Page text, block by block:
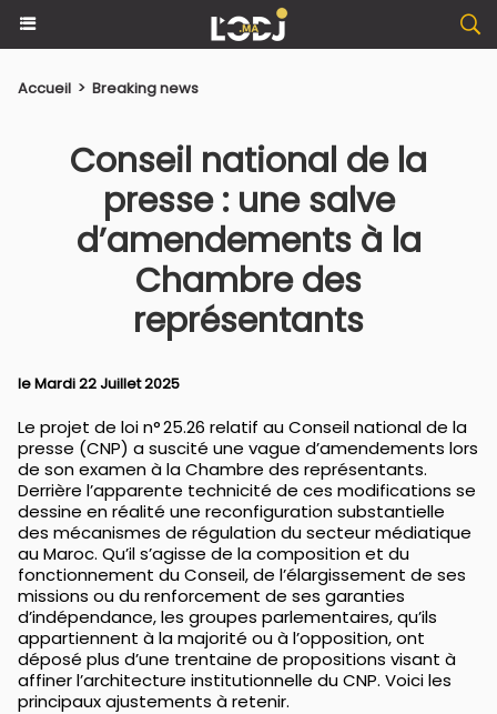
Accueil > Breaking news
Conseil national de la
presse : une salve
d’amendements à la
Chambre des
représentants
le Mardi 22 Juillet 2025
Le projet de loi n° 25.26 relatif au Conseil national de la
presse (CNP) a suscité une vague d’amendements lors
de son examen à la Chambre des représentants.
Derrière l’apparente technicité de ces modifications se
dessine en réalité une reconfiguration substantielle
des mécanismes de régulation du secteur médiatique
au Maroc. Qu’il s’agisse de la composition et du
fonctionnement du Conseil, de l’élargissement de ses
missions ou du renforcement de ses garanties
d’indépendance, les groupes parlementaires, qu’ils
appartiennent à la majorité ou à l’opposition, ont
déposé plus d’une trentaine de propositions visant à
affiner l’architecture institutionnelle du CNP. Voici les
principaux ajustements à retenir.